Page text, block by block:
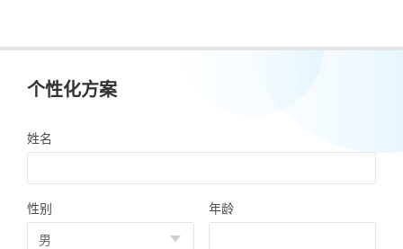
个性化方案
姓名
性别 年龄